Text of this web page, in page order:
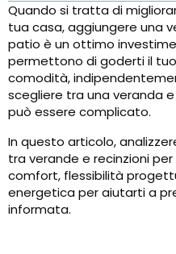
Quando si tratta di
tua casa, aggiungere una
patio è un ottimo
permettono di goderti il
comodità,
scegliere tra una veranda
può essere complicato.
In questo articolo,
tra verande e recinzioni
comfort, flessibilità
energetica per aiutarti a
informata.